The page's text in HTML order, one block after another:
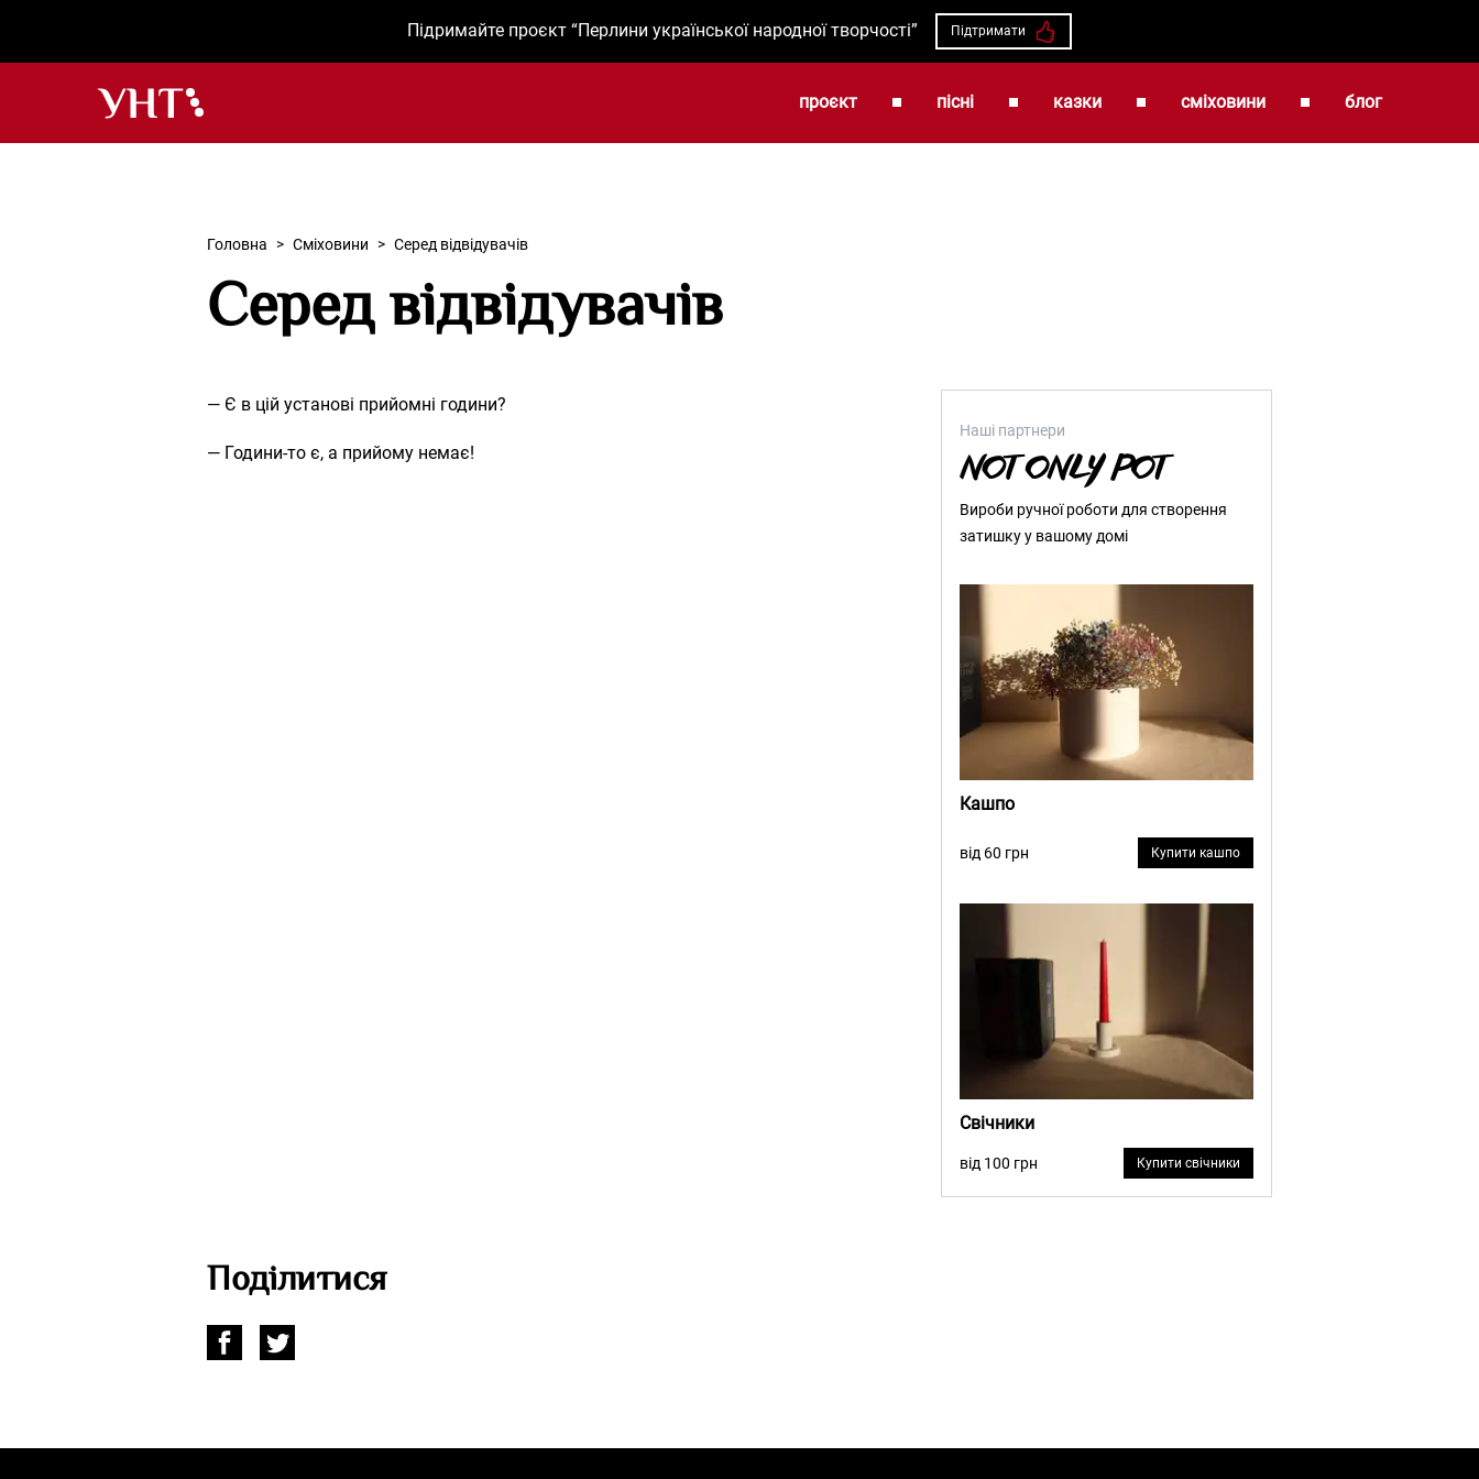
Підримайте проєкт “Перлини української народної творчості” Підтримати
проєкт пісні казки сміховини блог
Головна > Сміховини > Серед відвідувачів
Серед відвідувачів
— Є в цій установі прийомні години?
— Години-то є, а прийому немає!
Наші партнери
Вироби ручної роботи для створення
затишку у вашому домі
Кашпо
від 60 грн Купити кашпо
Свічники
від 100 грн Купити свічники
Поділитися